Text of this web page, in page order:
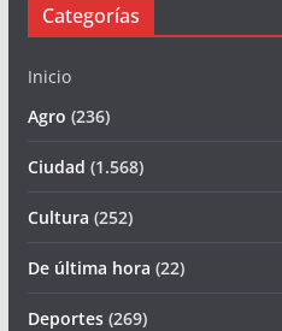
Categorías
Inicio
Agro (236)
Ciudad (1.568)
Cultura (252)
De última hora (22)
Deportes(269)